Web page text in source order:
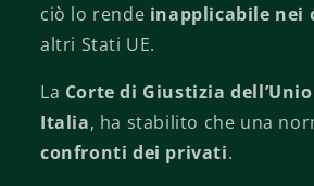
ciò lo rende inapplicabile nei
altri Stati UE.
La Corte di Giustizia
Italia, ha stabilito che una
confronti dei privati.